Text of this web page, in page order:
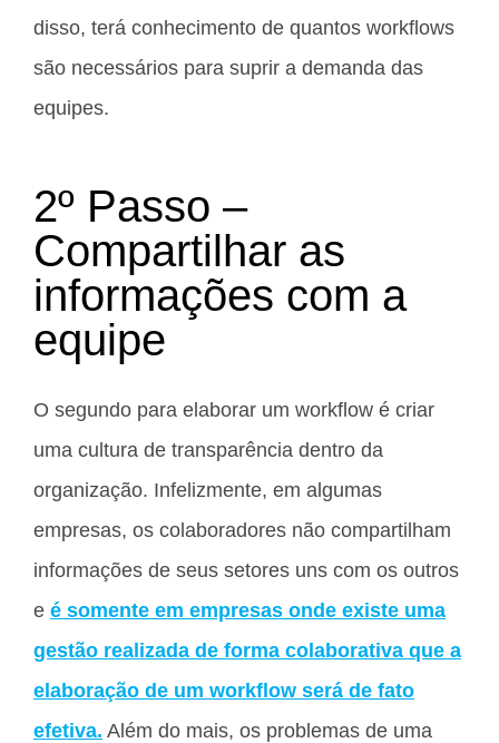
disso, terá conhecimento de quantos workflows
são necessários para suprir a demanda das
equipes.
2º Passo –
Compartilhar as
informações com a
equipe
O segundo para elaborar um workflow é criar
uma cultura de transparência dentro da
organização. Infelizmente, em algumas
empresas, os colaboradores não compartilham
informações de seus setores uns com os outros
e é somente em empresas onde existe uma
gestão realizada de forma colaborativa que a
elaboração de um workflow será de fato
efetiva. Além do mais, os problemas de uma